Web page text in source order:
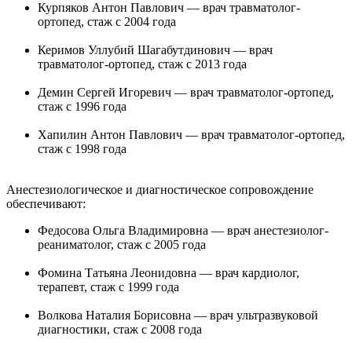
Курпяков Антон Павлович — врач травматолог-
ортопед, стаж с 2004 года
Керимов Уллубий Шагабутдинович — врач
травматолог-ортопед, стаж с 2013 года
Демин Сергей Игоревич — врач травматолог-ортопед,
стаж с 1996 года
Хапилин Антон Павлович — врач травматолог-ортопед,
стаж с 1998 года
Анестезиологическое и диагностическое сопровождение
обеспечивают:
Федосова Ольга Владимировна — врач анестезиолог-
реаниматолог, стаж с 2005 года
Фомина Татьяна Леонидовна — врач кардиолог,
терапевт, стаж с 1999 года
Волкова Наталия Борисовна — врач ультразвуковой
диагностики, стаж с 2008 года